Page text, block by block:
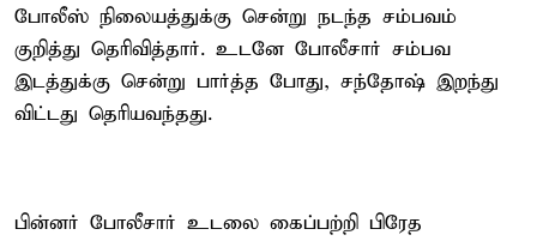
போலீஸ் நிலையத்துக்கு சென்று நடந்த சம்பவம்
குறித்து தெரிவித்தார். உடனே போலீசார் சம்பவ
இடத்துக்கு சென்று பார்த்த போது, சந்தோஷ் இறந்து
விட்டது தெரியவந்தது.
பின்னர் போலீசார் உடலை கைப்பற்றி பிரேத